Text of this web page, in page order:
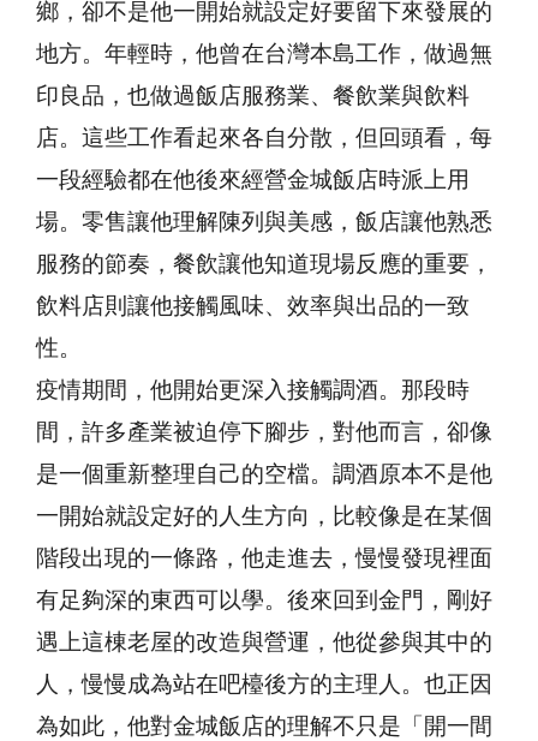
鄉，卻不是他一開始就設定好要留下來發展的
地方。年輕時，他曾在台灣本島工作，做過無
印良品，也做過飯店服務業、餐飲業與飲料
店。這些工作看起來各自分散，但回頭看，每
一段經驗都在他後來經營金城飯店時派上用
場。零售讓他理解陳列與美感，飯店讓他熟悉
服務的節奏，餐飲讓他知道現場反應的重要，
飲料店則讓他接觸風味、效率與出品的一致
性。
疫情期間，他開始更深入接觸調酒。那段時
間，許多產業被迫停下腳步，對他而言，卻像
是一個重新整理自己的空檔。調酒原本不是他
一開始就設定好的人生方向，比較像是在某個
階段出現的一條路，他走進去，慢慢發現裡面
有足夠深的東西可以學。後來回到金門，剛好
遇上這棟老屋的改造與營運，他從參與其中的
人，慢慢成為站在吧檯後方的主理人。也正因
為如此，他對金城飯店的理解不只是「開一間